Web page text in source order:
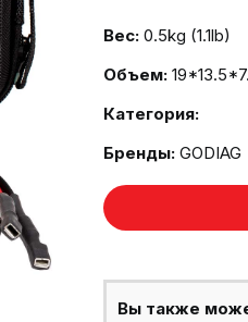
Вес: 0.5kg (1.1lb)
Объем:
Категория:
Бренды: GODIAG
Вы также